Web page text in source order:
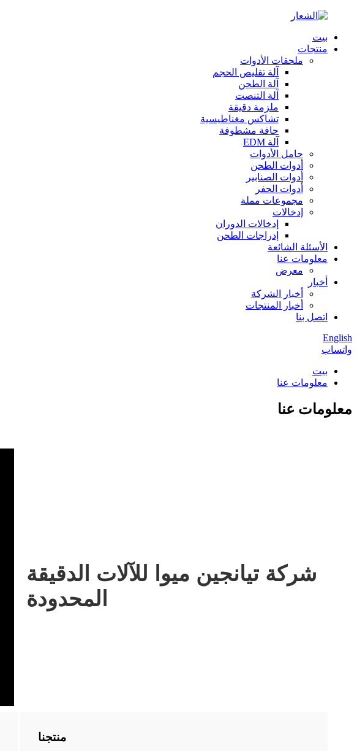
بيت
منتجات
ملحقات الأدوات
آلة تقليص الحجم
آلة الطحن
آلة التنصت
ملزمة دقيقة
تشاكس مغناطيسية
حافة مشطوفة
آلة EDM
حامل الأدوات
أدوات الطحن
أدوات الصنابير
أدوات الحفر
مجموعات مملة
إدخالات
إدخالات الدوران
إدراجات الطحن
الأسئلة الشائعة
معلومات عنا
معرض
أخبار
أخبار الشركة
أخبار المنتجات
اتصل بنا
English
واتساب
بيت
معلومات عنا
معلومات عنا
شركة تيانجين ميوا للآلات الدقيقة
المحدودة
منتجنا